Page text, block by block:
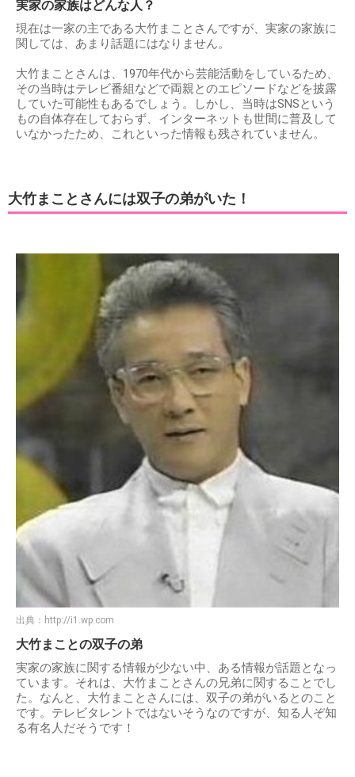
実家の家族はどんな人？
現在は一家の主である大竹まことさんですが、実家の家族に
関しては、あまり話題にはなりません。
大竹まことさんは、1970年代から芸能活動をしているため、
その当時はテレビ番組などで両親とのエピソードなどを披露
していた可能性もあるでしょう。しかし、当時はSNSという
もの自体存在しておらず、インターネットも世間に普及して
いなかったため、これといった情報も残されていません。
大竹まことさんには双子の弟がいた！
出典： http://i1.wp.com
大竹まことの双子の弟
実家の家族に関する情報が少ない中、ある情報が話題となっ
ています。それは、大竹まことさんの兄弟に関することでし
た。なんと、大竹まことさんには、双子の弟がいるとのこと
です。テレビタレントではないそうなのですが、知る人ぞ知
る有名人だそうです！